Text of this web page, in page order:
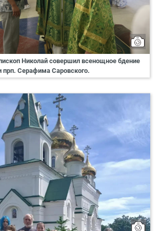
Николай совершил всенощное бдение
прп. Серафима Саровского.